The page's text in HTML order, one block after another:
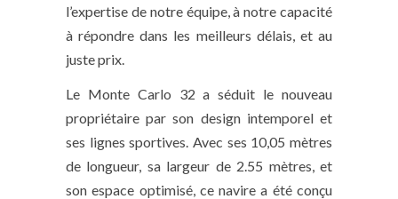
l’expertise de notre équipe, à notre capacité
à répondre dans les meilleurs délais, et au
juste prix.
Le Monte Carlo 32 a séduit le nouveau
propriétaire par son design intemporel et
ses lignes sportives. Avec ses 10,05 mètres
de longueur, sa largeur de 2.55 mètres, et
son espace optimisé, ce navire a été conçu